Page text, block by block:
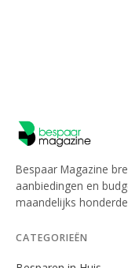
Bespaar Magazine
aanbiedingen en
maandelijks
CATEGORIEËN